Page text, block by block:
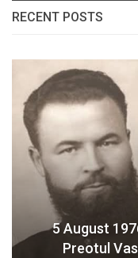
RECENT POSTS
5 August
Preotul